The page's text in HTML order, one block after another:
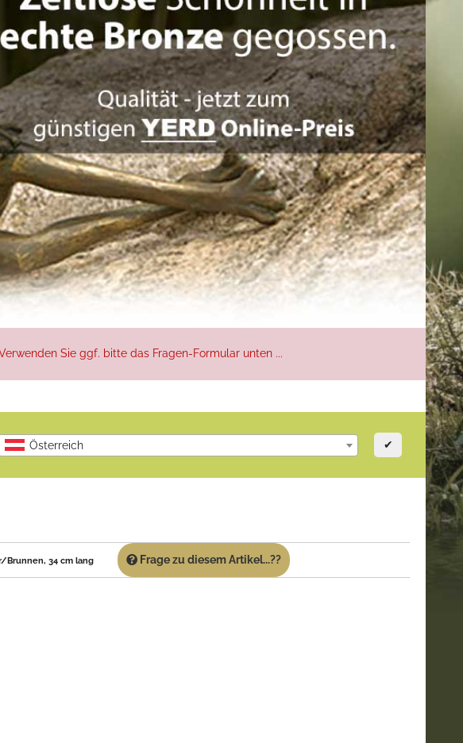
Sie ggf. bitte das Fragen-Formular unten ...
Österreich ✔
Brunnen, 34 cm lang Frage zu diesem Artikel...??